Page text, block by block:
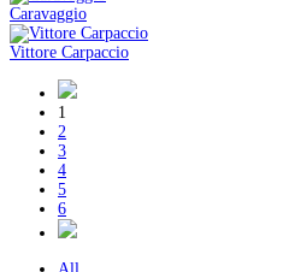
Caravaggio
Vittore Carpaccio
1
2
3
4
5
6